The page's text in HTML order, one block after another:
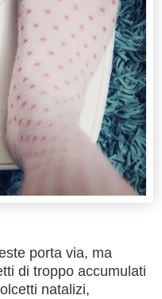
porta via, ma
di troppo accumulati
natalizi,